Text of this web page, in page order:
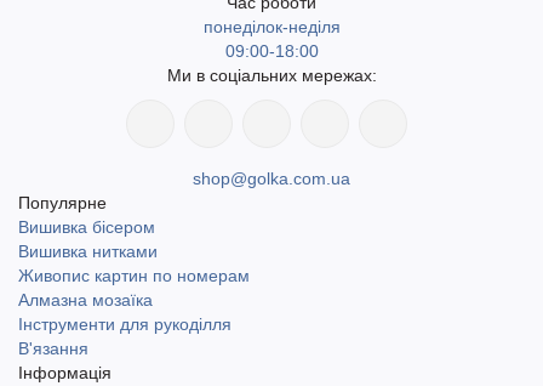
понеділок-неділя
09:00-18:00
Ми в соціальних мережах:
shop@golka.com.ua
Популярне
Вишивка бісером
Вишивка нитками
Живопис картин по номерам
Алмазна мозаїка
Інструменти для рукоділля
В'язання
Інформація